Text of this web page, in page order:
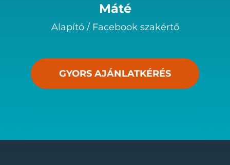
Máté
Alapító / Facebook szakértő
GYORS AJÁNLATKÉRÉS